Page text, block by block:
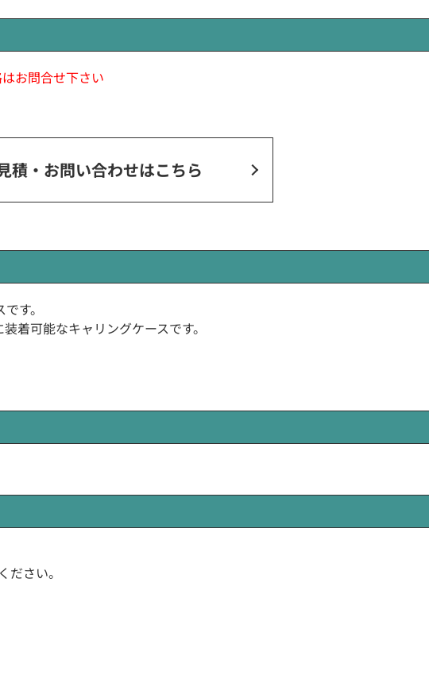
お問合せ下さい
積・お問い合わせはこちら
す。
着可能なキャリングケースです。
さい。